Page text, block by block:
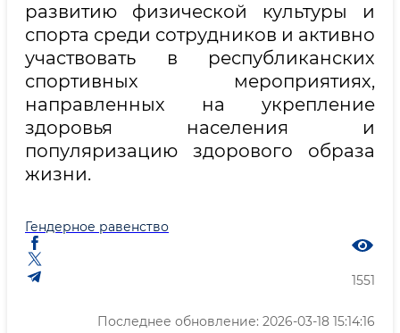
развитию физической культуры и
спорта среди сотрудников и активно
участвовать в республиканских
спортивных мероприятиях,
направленных на укрепление
здоровья населения и
популяризацию здорового образа
жизни.
Гендерное равенство
1551
Последнее обновление: 2026-03-18 15:14:16